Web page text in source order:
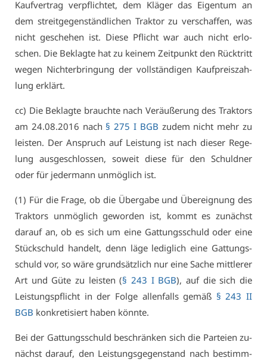
Kauf­ver­trag ver­pflich­tet, dem Klä­ger das Ei­gen­tum an
dem streit­ge­gen­ständ­li­chen Trak­tor zu ver­schaf­fen, was
nicht ge­sche­hen ist. Die­se Pflicht war auch nicht er­lo­
schen. Die Be­klag­te hat zu kei­nem Zeit­punkt den Rück­tritt
we­gen Nich­ter­brin­gung der voll­stän­di­gen Kauf­preis­zah­
lung er­klärt.
cc) Die Be­klag­te brauch­te nach Ver­äu­ße­rung des Trak­tors
am 24.08.2016 nach § 275 I BGB zu­dem nicht mehr zu
leis­ten. Der An­spruch auf Leis­tung ist nach die­ser Re­ge­
lung aus­ge­schlos­sen, so­weit die­se für den Schuld­ner
oder für je­der­mann un­mög­lich ist.
(1) Für die Fra­ge, ob die Über­ga­be und Über­eig­nung des
Trak­tors un­mög­lich ge­wor­den ist, kommt es zu­nächst
dar­auf an, ob es sich um ei­ne Gat­tungs­schuld oder ei­ne
Stückschuld han­delt, denn lä­ge le­dig­lich ei­ne Gat­tungs­
schuld vor, so wä­re grund­sätz­lich nur ei­ne Sa­che mitt­le­rer
Art und Gü­te zu leis­ten (§ 243 I BGB), auf die sich die
Leis­tungs­pflicht in der Fol­ge al­len­falls ge­mäß § 243 II
BGB kon­kre­ti­siert ha­ben könn­te.
Bei der Gat­tungs­schuld be­schrän­ken sich die Par­tei­en zu­
nächst dar­auf, den Leis­tungs­ge­gen­stand nach be­stimm­